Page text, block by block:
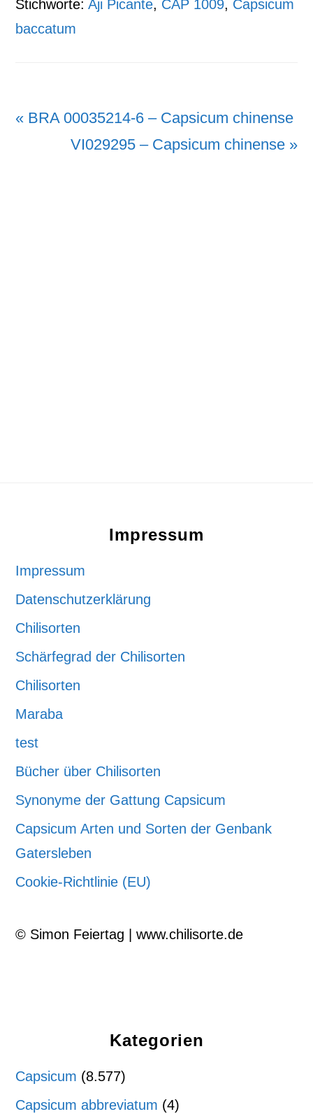
Stichworte:Aji Picante, CAP 1009, Capsicum
baccatum
Vorheriger
« BRA 00035214-6 – Capsicum chinense
Nächster
VI029295 – Capsicum chinense »
Impressum
Impressum
Datenschutzerklärung
Chilisorten
Schärfegrad der Chilisorten
Chilisorten
Maraba
test
Bücher über Chilisorten
Synonyme der Gattung Capsicum
Capsicum Arten und Sorten der Genbank
Gatersleben
Cookie-Richtlinie (EU)
© Simon Feiertag | www.chilisorte.de
Kategorien
Capsicum (8.577)
Capsicum abbreviatum (4)